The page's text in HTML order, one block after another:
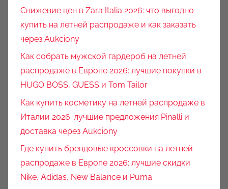
Снижение цен в Zara Italia 2026: что выгодно
купить на летней распродаже и как заказать
через Aukciony
Как собрать мужской гардероб на летней
распродаже в Европе 2026: лучшие покупки в
HUGO BOSS, GUESS и Tom Tailor
Как купить косметику на летней распродаже в
Италии 2026: лучшие предложения Pinalli и
доставка через Aukciony
Где купить брендовые кроссовки на летней
распродаже в Европе 2026: лучшие скидки
Nike, Adidas, New Balance и Puma